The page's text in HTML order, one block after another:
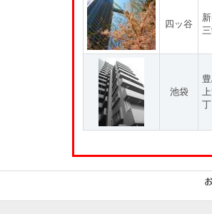
四ッ谷
池袋